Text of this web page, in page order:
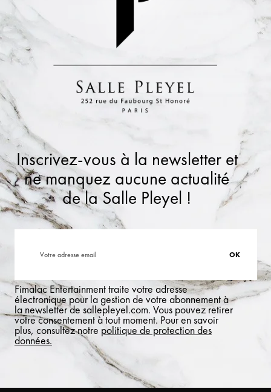
Inscrivez-vous à la newsletter et
ne manquez aucune actualité
de la Salle Pleyel !
Fimalac Entertainment traite votre adresse
électronique pour la gestion de votre abonnement à
la newsletter de sallepleyel.com. Vous pouvez retirer
votre consentement à tout moment. Pour en savoir
plus, consultez notre politique de protection des
données.